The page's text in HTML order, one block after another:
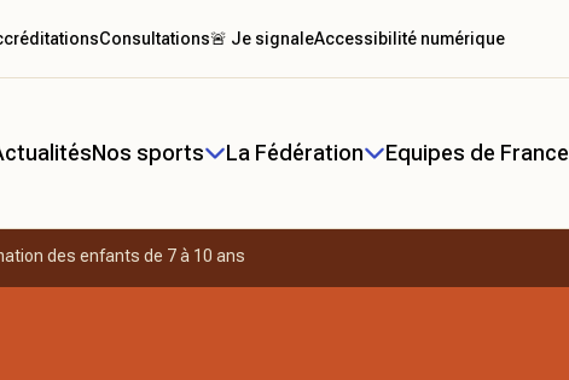
Nos sports La Fédération Equipes de France
Consultations🚨 Je signaleAccessibilité numérique
des enfants de 7 à 10 ans